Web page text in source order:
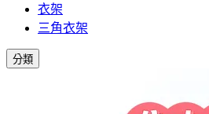
衣架
三角衣架
分類